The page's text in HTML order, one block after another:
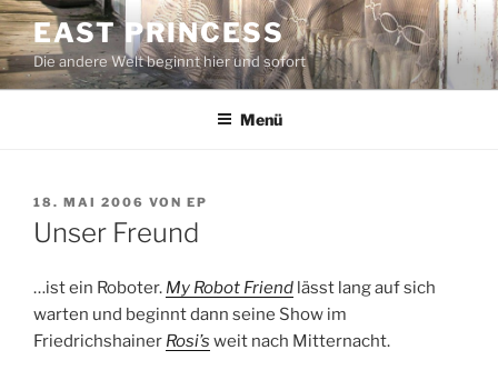
Zum
Inhalt
springen
EAST PRINCESS
Die andere Welt beginnt hier und sofort
Menü
VERÖFFENTLICHT
AM
18. MAI 2006 VON EP
Unser Freund
…ist ein Roboter. My Robot Friend lässt lang auf sich
warten und beginnt dann seine Show im
Friedrichshainer Rosi’s weit nach Mitternacht.